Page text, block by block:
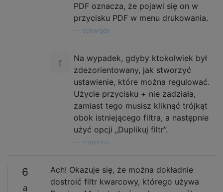
PDF oznacza, że ​​pojawi się on w
przycisku PDF w menu drukowania.
benwiggy
Na wypadek, gdyby ktokolwiek był
zdezorientowany, jak stworzyć
ustawienie, które można regulować.
Użycie przycisku + nie zadziała,
zamiast tego musisz kliknąć trójkąt
obok istniejącego filtra, a następnie
użyć opcji „Duplikuj filtr”.
mdomino
6
Ach! Okazuje się, że można dokładnie
dostroić filtr kwarcowy, którego używa